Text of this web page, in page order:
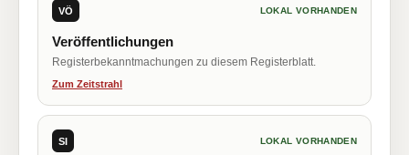
VÖ LOKAL VORHANDEN
Veröffentlichungen
Registerbekanntmachungen zu diesem Registerblatt.
Zum Zeitstrahl
SI LOKAL VORHANDEN